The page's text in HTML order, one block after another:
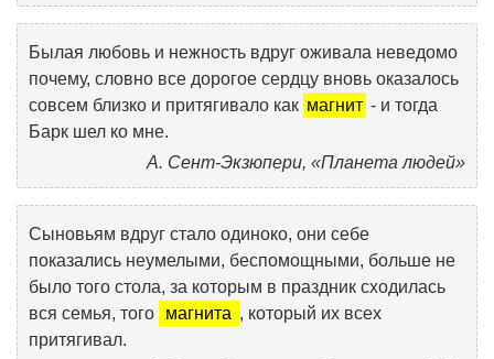
Былая любовь и нежность вдруг оживала неведомо
почему, словно все дорогое сердцу вновь оказалось
совсем близко и притягивало как магнит - и тогда
Барк шел ко мне.
А. Сент-Экзюпери, «Планета людей»
Сыновьям вдруг стало одиноко, они себе
показались неумелыми, беспомощными, больше не
было того стола, за которым в праздник сходилась
вся семья, того
магнита , который их всех
притягивал.